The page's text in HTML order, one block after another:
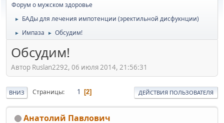
Форум о мужском здоровье
► БАДы для лечения импотенции (эректильной дисфукнции)
► Импаза ► Обсудим!
Обсудим!
Автор Ruslan2292, 06 июля 2014, 21:56:31
ВНИЗ Страницы 1 2 ДЕЙСТВИЯ ПОЛЬЗОВАТЕЛЯ
Анатолий Павлович